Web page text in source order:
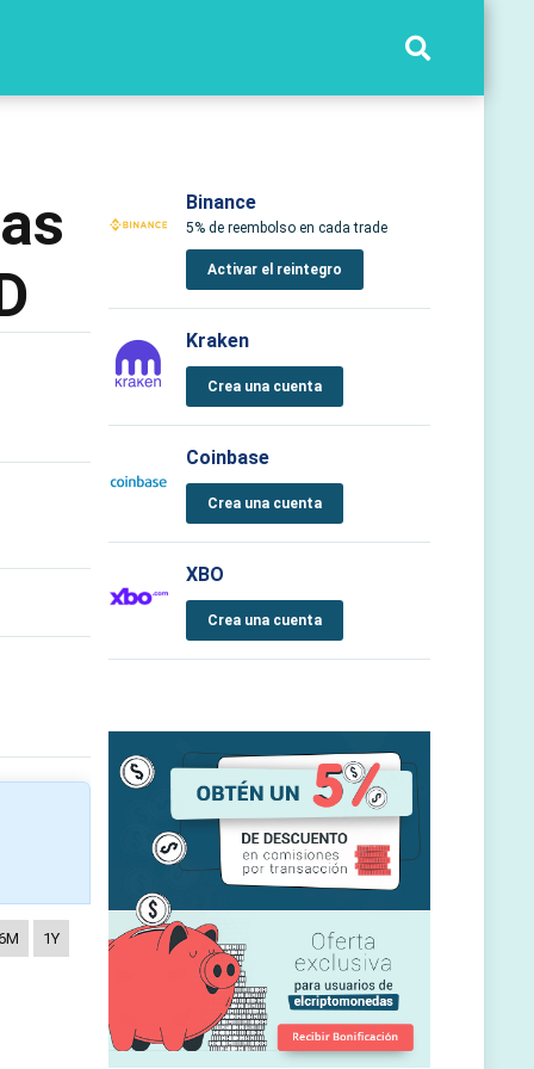
1Y
Binance
5% de reembolso en cada trade
Activar el reintegro
Kraken
Crea una cuenta
Coinbase
Crea una cuenta
XBO
Crea una cuenta